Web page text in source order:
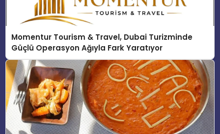
Momentur Tourism & Travel, Dubai Turizminde
Güçlü Operasyon Ağıyla Fark Yaratıyor